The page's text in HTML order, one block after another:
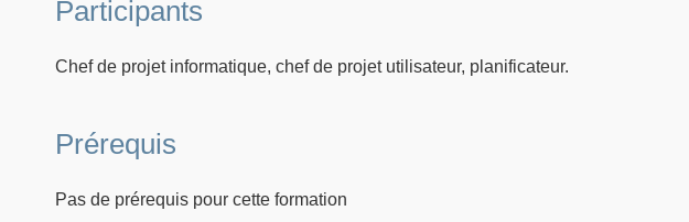
Participants
Chef de projet informatique, chef de projet utilisateur, planificateur.
Prérequis
Pas de prérequis pour cette formation